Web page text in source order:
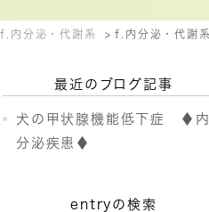
f.内分泌・代謝系
最近のブログ記事
犬の甲状腺機能低下症 ♦内
分泌疾患♦
entryの検索